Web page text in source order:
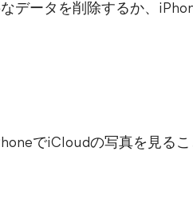
データを削除するか、
でiCloudの写真を見る